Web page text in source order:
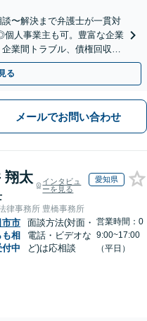
〜解決まで弁護士が一貫対
人事業主も可。豊富な企業
業間トラブル、債権回収、
ます。
る
メールでお問い合わせ
翔太
インタビュ
ーを見る
愛知県
律事務所 豊橋事務所
市市
も相
中
面談方法(対面・
電話・ビデオな
ど)は応相談
営業時間：0
9:00~17:00
（平日）